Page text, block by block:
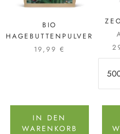
BIO
HAGEBUTTENPULVER
19,99 €
IN DEN
WARENKORB